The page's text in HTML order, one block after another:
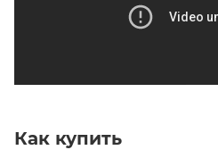
Как купить